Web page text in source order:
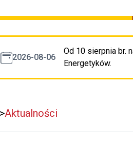
2026-08-06
Od 10 sierpnia br.
Energetyków.
Aktualności